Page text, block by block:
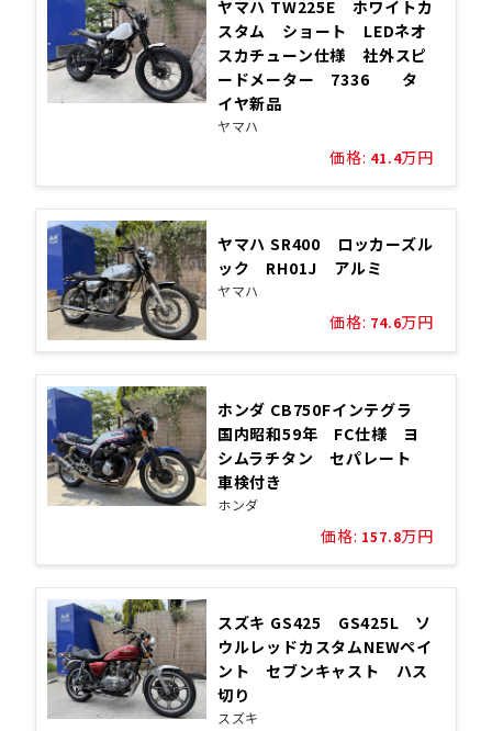
ヤマハ TW225E ホワイトカ
スタム ショート LEDネオ
スカチューン仕様 社外スピ
ードメーター 7336 タ
イヤ新品
ヤマハ
価格: 41.4万円
ヤマハ SR400 ロッカーズル
ック RH01J アルミ
ヤマハ
価格: 74.6万円
ホンダ CB750Fインテグラ
国内昭和59年 FC仕様 ヨ
シムラチタン セパレート
車検付き
ホンダ
価格: 157.8万円
スズキ GS425 GS425L ソ
ウルレッドカスタムNEWペイ
ント セブンキャスト ハス
切り
スズキ